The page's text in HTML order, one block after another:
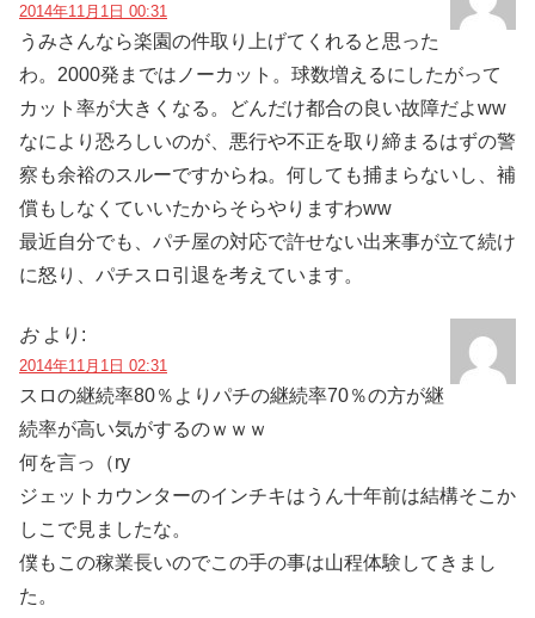
2014年11月1日 00:31
うみさんなら楽園の件取り上げてくれると思った
わ。2000発まではノーカット。球数増えるにしたがって
カット率が大きくなる。どんだけ都合の良い故障だよww
なにより恐ろしいのが、悪行や不正を取り締まるはずの警
察も余裕のスルーですからね。何しても捕まらないし、補
償もしなくていいたからそらやりますわww
最近自分でも、パチ屋の対応で許せない出来事が立て続け
に怒り、パチスロ引退を考えています。
お より:
2014年11月1日 02:31
スロの継続率80％よりパチの継続率70％の方が継
続率が高い気がするのｗｗｗ
何を言っ（ry
ジェットカウンターのインチキはうん十年前は結構そこか
しこで見ましたな。
僕もこの稼業長いのでこの手の事は山程体験してきまし
た。